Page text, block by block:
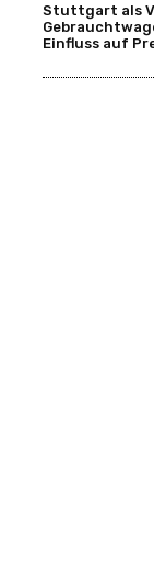
Stuttgart als
Einfluss auf